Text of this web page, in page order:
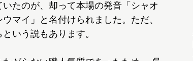
たのが、却って本場の発音「シャオ
マイ」と名付けられました。ただ、
いう説もあります。